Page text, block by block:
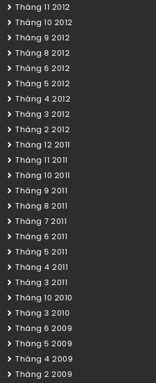
Tháng 11 2012
Tháng 10 2012
Tháng 9 2012
Tháng 8 2012
Tháng 6 2012
Tháng 5 2012
Tháng 4 2012
Tháng 3 2012
Tháng 2 2012
Tháng 12 2011
Tháng 11 2011
Tháng 10 2011
Tháng 9 2011
Tháng 8 2011
Tháng 7 2011
Tháng 6 2011
Tháng 5 2011
Tháng 4 2011
Tháng 3 2011
Tháng 10 2010
Tháng 3 2010
Tháng 6 2009
Tháng 5 2009
Tháng 4 2009
Tháng 2 2009